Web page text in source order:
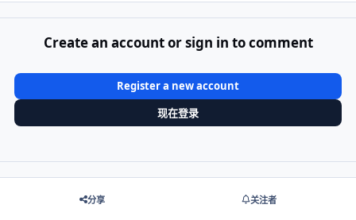
Create an account or sign in to comment
Register a new account
现在登录
分享 关注者